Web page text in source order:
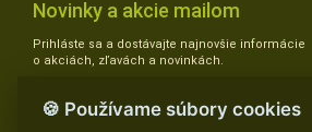
Novinky a akcie mailom
Prihláste sa a dostávajte najnovšie informácie
o akciách, zľavách a novinkách.
🍪 Používame súbory cookies